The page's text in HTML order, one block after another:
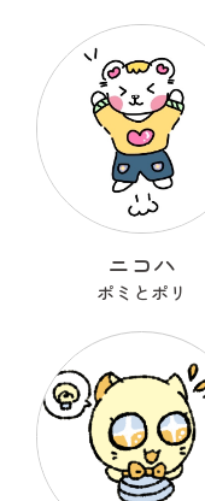
ニコハ
ポミとポリ